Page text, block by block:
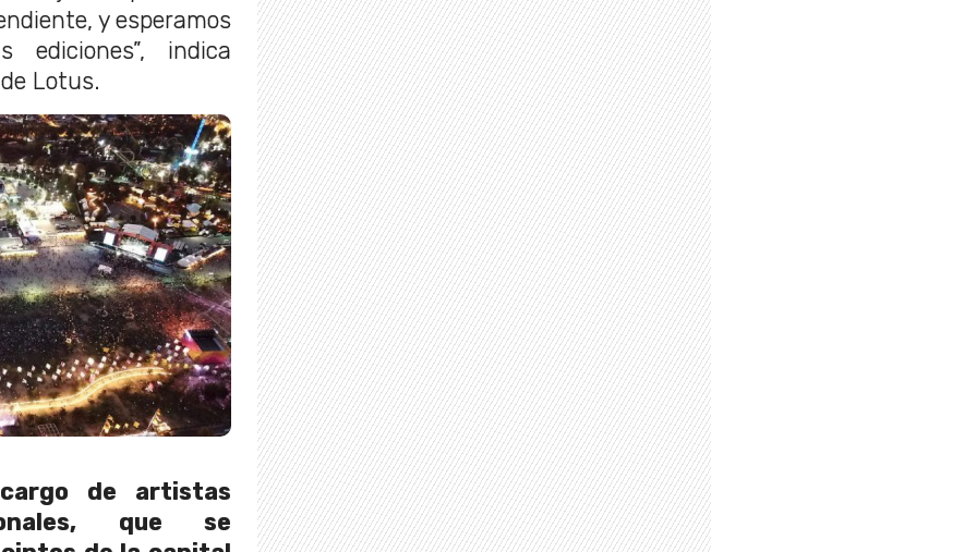
y esperamos
ediciones”, indica
Lotus.
de artistas
que se